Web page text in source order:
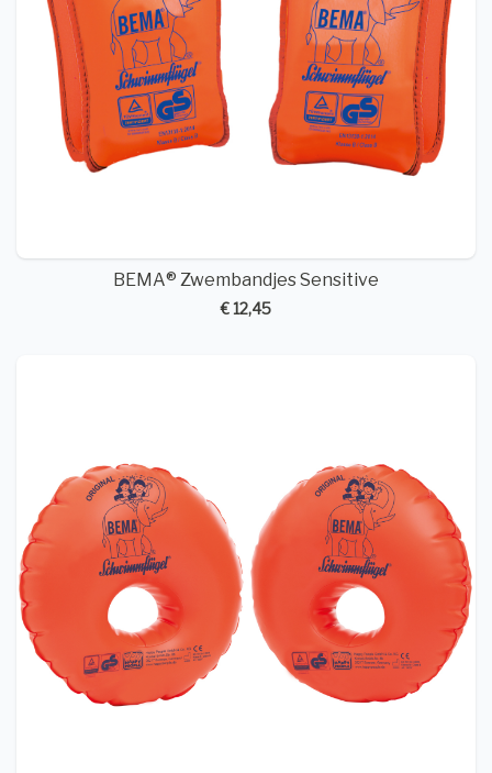
BEMA® Zwembandjes Sensitive
€ 12,45